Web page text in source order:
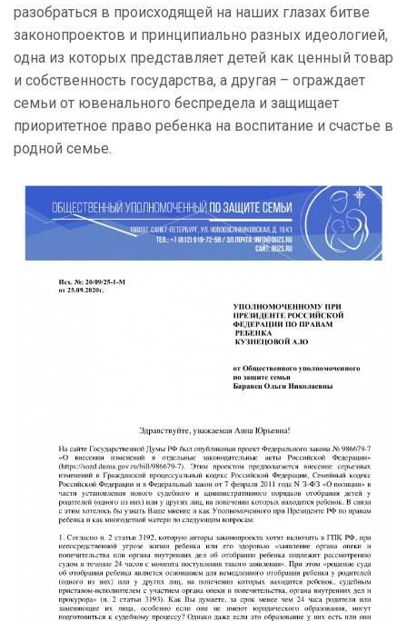
разобраться в происходящей на наших глазах битве
законопроектов и принципиально разных идеологией,
одна из которых представляет детей как ценный товар
и собственность государства, а другая – ограждает
семьи от ювенального беспредела и защищает
приоритетное право ребенка на воспитание и счастье в
родной семье.